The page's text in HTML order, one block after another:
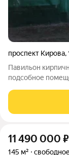
проспект Кирова,
Павильон
подсобное
канализация,
место.
11 490 000 ₽
145 м²